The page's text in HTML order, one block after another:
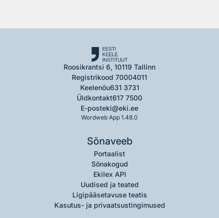
Roosikrantsi 6, 10119 Tallinn
Registrikood 70004011
Keelenõu631 3731
Üldkontakt617 7500
E-posteki@eki.ee
Wordweb App 1.48.0
Sõnaveeb
Portaalist
Sõnakogud
Ekilex API
Uudised ja teated
Ligipääsetavuse teatis
Kasutus- ja privaatsustingimused